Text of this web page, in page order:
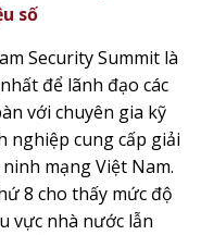
số
Security Summit là
để lãnh đạo các
với chuyên gia kỹ
nghiệp cung cấp giải
mạng Việt Nam.
8 cho thấy mức độ
vực nhà nước lẫn